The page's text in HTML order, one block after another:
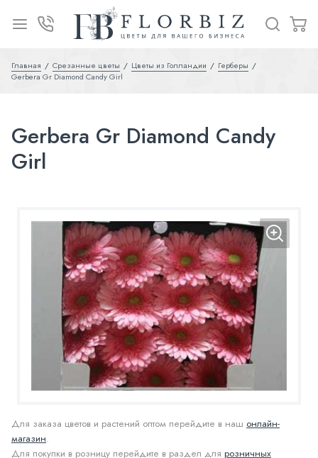
Главная Срезанные цветы Цветы из Голландии
Герберы
Gerbera Gr Diamond Candy Girl
Gerbera Gr Diamond Candy
Girl
Для заказа цветов и растений оптом перейдите в наш онлайн-
магазин.
Для покупки в розницу перейдите в раздел для розничных